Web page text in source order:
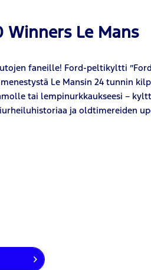
Le Mans
faneille! Ford-peltikyltti
Le Mansin 24 tunnin
tai lempinurkkaukseesi –
ja oldtimereiden